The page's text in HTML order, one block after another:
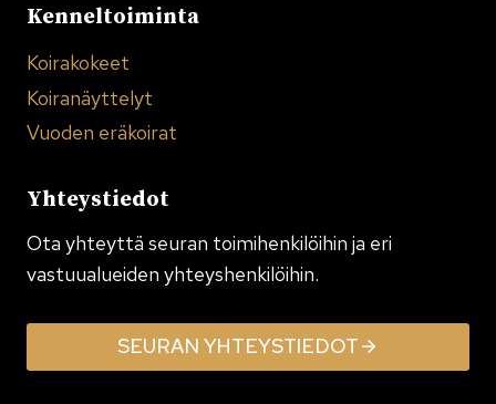
Kenneltoiminta
Koirakokeet
Koiranäyttelyt
Vuoden eräkoirat
Yhteystiedot
Ota yhteyttä seuran toimi­henkilöihin ja eri
vastuualueiden yhteyshenkilöihin.
SEURAN YHTEYSTIEDOT